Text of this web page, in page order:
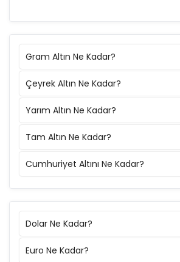
Gram Altın Ne Kadar?
Çeyrek Altın Ne Kadar?
Yarım Altın Ne Kadar?
Tam Altın Ne Kadar?
Cumhuriyet Altını Ne Kadar?
Dolar Ne Kadar?
Euro Ne Kadar?